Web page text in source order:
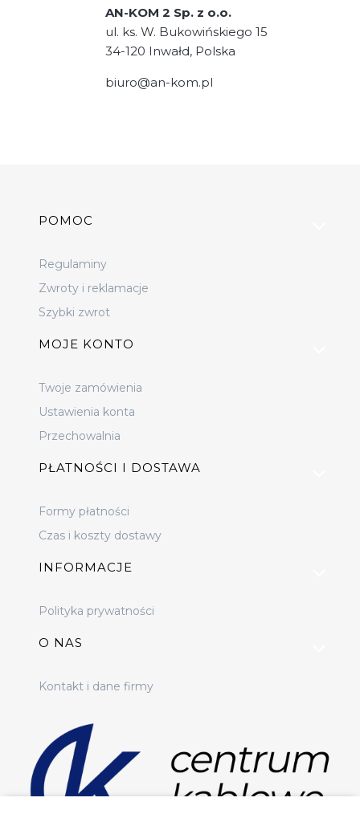
AN-KOM 2 Sp. z o.o.
ul. ks. W. Bukowińskiego 15
34-120 Inwałd, Polska
biuro@an-kom.pl
Linki w stopce
POMOC
Regulaminy
Zwroty i reklamacje
Szybki zwrot
MOJE KONTO
Twoje zamówienia
Ustawienia konta
Przechowalnia
PŁATNOŚCI I DOSTAWA
Formy płatności
Czas i koszty dostawy
INFORMACJE
Polityka prywatności
O NAS
Kontakt i dane firmy